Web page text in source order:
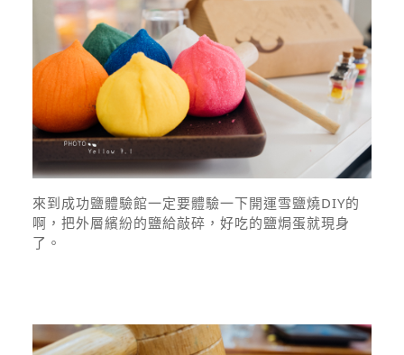
來到成功鹽體驗館一定要體驗一下開運雪鹽燒DIY的
啊，把外層繽紛的鹽給敲碎，好吃的鹽焗蛋就現身
了。